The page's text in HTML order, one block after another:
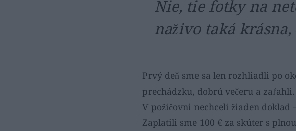
Nie, tie fotky na
naživo taká
Prvý deň sme sa len rozhliadli po
prechádzku, dobrú večeru a
V požičovni nechceli žiaden doklad
Zaplatili sme 100 € za skúter s